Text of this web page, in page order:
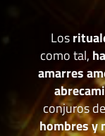
Los
como tal,
amarres
conjuros de
hombres y